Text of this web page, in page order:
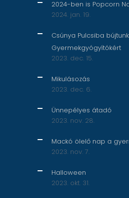
2024-ben is Popcorn
2024. jan. 19.
Csúnya Pulcsiba
Gyermekgyógyítókért
2023. dec. 15.
Mikulásozás
2023. dec. 6.
Ünnepélyes átadó
2023. nov. 28.
Mackó ölelő nap a
2023. nov. 7.
Halloween
2023. okt. 31.